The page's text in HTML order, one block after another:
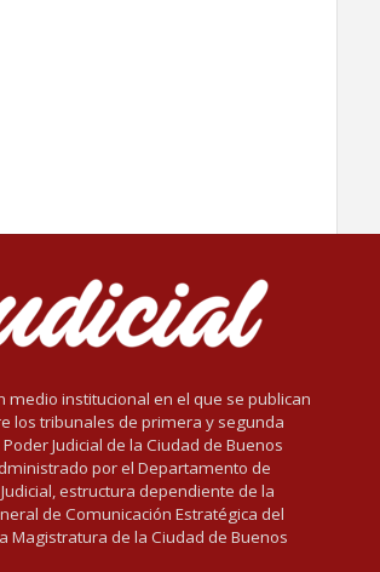
medio institucional en el que se publican
los tribunales de primera y segunda
Judicial de la Ciudad de Buenos
por el Departamento de
estructura dependiente de la
de Comunicación Estratégica del
Magistratura de la Ciudad de Buenos